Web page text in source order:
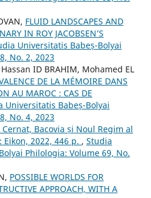
FLUID LANDSCAPES AND
IN ROY JACOBSEN’S
Universitatis Babeș-Bolyai
No. 2, 2023
ID BRAHIM, Mohamed EL
DE LA MÉMOIRE DANS
AU MAROC : CAS DE
Universitatis Babeș-Bolyai
No. 4, 2023
Cernat, Bacovia și Noul Regim al
2022, 446 p. , Studia
Philologia: Volume 69, No.
POSSIBLE WORLDS FOR
APPROACH, WITH A